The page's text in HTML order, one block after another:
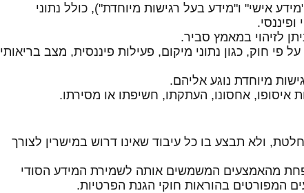
אישי" ו"מידע בעל רגישות מיוחדת"), כולל נתוני
פי חוק, כגון נתוני מיקום, פעילות פיננסית, מצב בריאותי
ולא תבצע בו כל עיבוד שאינו דרוש במישרין לצורך
מהאמצעים המשמשים אותה לשמירת המידע הסודי
המפורטים בהוראות חוקי הגנת הפרטיות.